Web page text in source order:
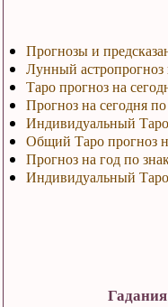
Прогнозы и
Лунный астропрогноз
Таро прогноз на
Прогноз на сегодня
Индивидуальный
Общий Таро прогноз
Прогноз на год по
Индивидуальный